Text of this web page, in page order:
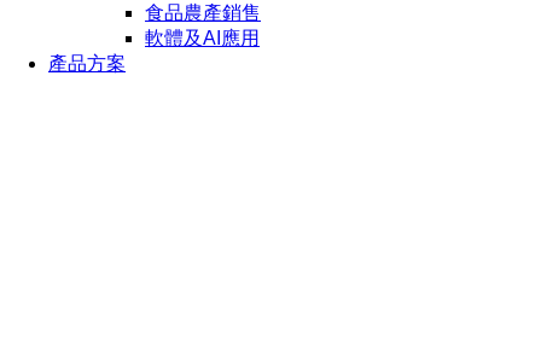
食品農產銷售
軟體及AI應用
產品方案